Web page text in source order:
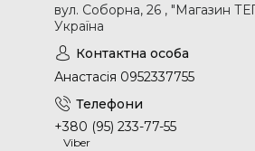
вул. Соборна, 26 , "Магазин
Україна
Анастасія 0952337755
+380 (95) 233-77-55
Viber